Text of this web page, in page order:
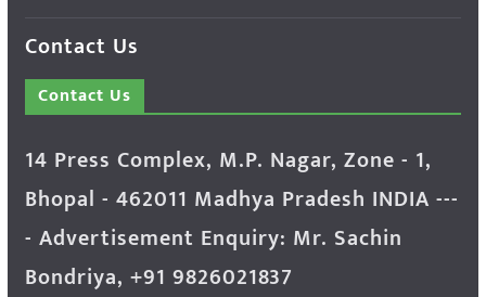
Contact Us
Contact Us
14 Press Complex, M.P. Nagar, Zone - 1,
Bhopal - 462011 Madhya Pradesh INDIA ---
- Advertisement Enquiry: Mr. Sachin
Bondriya, +91 9826021837